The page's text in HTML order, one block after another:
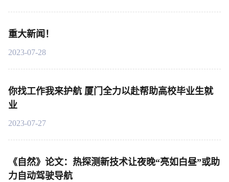
重大新闻！
2023-07-28
你找工作我来护航 厦门全力以赴帮助高校毕业生就
业
2023-07-27
《自然》论文：热探测新技术让夜晚“亮如白昼”或助
力自动驾驶导航